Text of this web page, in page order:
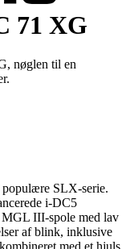
71 XG
nøglen til en
SLX-serie.
i-DC5
III-spole med lav
af blink, inklusive
med et hjuls